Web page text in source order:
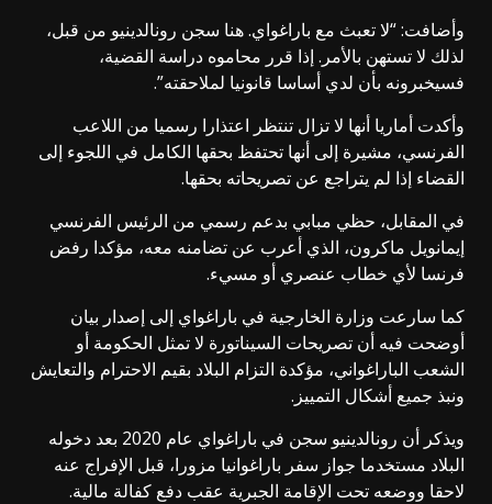
وأضافت: “لا تعبث مع باراغواي. هنا سجن رونالدينيو من قبل،
لذلك لا تستهن بالأمر. إذا قرر محاموه دراسة القضية،
فسيخبرونه بأن لدي أساسا قانونيا لملاحقته”.
وأكدت أماريا أنها لا تزال تنتظر اعتذارا رسميا من اللاعب
الفرنسي، مشيرة إلى أنها تحتفظ بحقها الكامل في اللجوء إلى
القضاء إذا لم يتراجع عن تصريحاته بحقها.
في المقابل، حظي مبابي بدعم رسمي من الرئيس الفرنسي
إيمانويل ماكرون، الذي أعرب عن تضامنه معه، مؤكدا رفض
فرنسا لأي خطاب عنصري أو مسيء.
كما سارعت وزارة الخارجية في باراغواي إلى إصدار بيان
أوضحت فيه أن تصريحات السيناتورة لا تمثل الحكومة أو
الشعب الباراغواني، مؤكدة التزام البلاد بقيم الاحترام والتعايش
ونبذ جميع أشكال التمييز.
ويذكر أن رونالدينيو سجن في باراغواي عام 2020 بعد دخوله
البلاد مستخدما جواز سفر باراغوانيا مزورا، قبل الإفراج عنه
لاحقا ووضعه تحت الإقامة الجبرية عقب دفع كفالة مالية.